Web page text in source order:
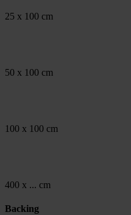
25 x 100 cm
50 x 100 cm
100 x 100 cm
400 x ... cm
Backing